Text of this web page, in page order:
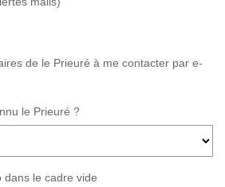
de le Prieuré à me contacter par e-
le Prieuré ?
dans le cadre vide